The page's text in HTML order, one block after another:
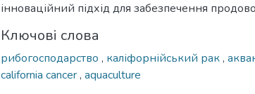
інноваційний підхід для забезпечення
Ключові слова
рибогосподарство , каліфорнійський рак,
сalifornia cancer, aquaculture